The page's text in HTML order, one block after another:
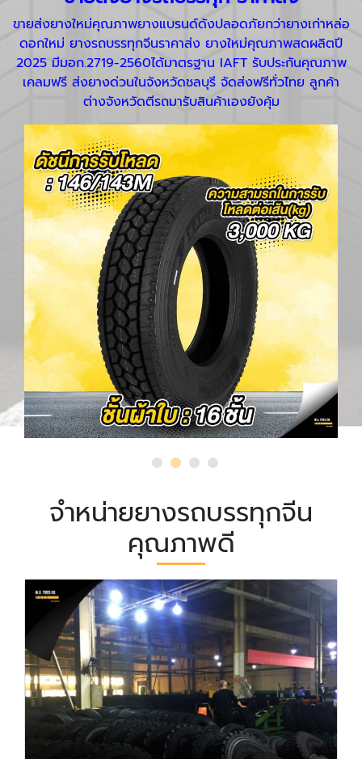
ขายส่งยางใหม่คุณภาพยางแบรนด์ดังปลอดภัยกว่ายางเก่าหล่อ
ดอกใหม่ ยางรถบรรทุกจีนราคาส่ง ยางใหม่คุณภาพสดผลิตปี
2025 มีมอก.2719-2560ได้มาตรฐาน IAFT รับประกันคุณภาพ
เคลมฟรี ส่งยางด่วนในจังหวัดชลบุรี จัดส่งฟรีทั่วไทย ลูกค้า
ต่างจังหวัดตีรถมารับสินค้าเองยังคุ้ม
จำหน่ายยางรถบรรทุกจีน
คุณภาพดี